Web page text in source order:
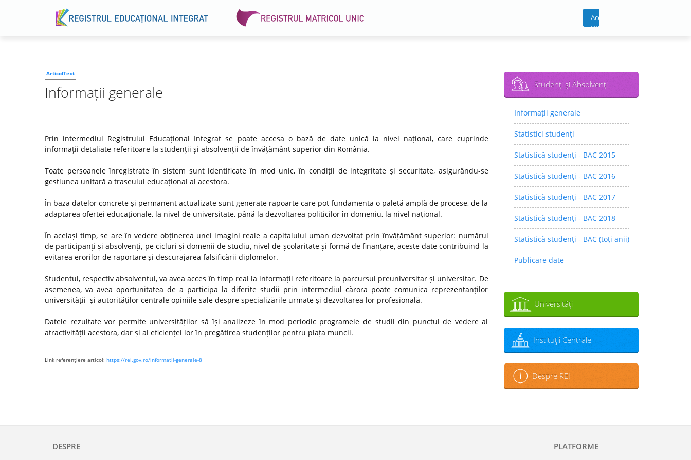
Acces
cont
ArticolText
Informații generale
Prin intermediul Registrului Educațional Integrat se poate accesa o bază de date unică la nivel național, care cuprinde
informații detaliate referitoare la studenții și absolvenții de învățământ superior din România.
Toate persoanele înregistrate în sistem sunt identificate în mod unic, în condiții de integritate și securitate, asigurându-se
gestiunea unitară a traseului educațional al acestora.
În baza datelor concrete și permanent actualizate sunt generate rapoarte care pot fundamenta o paletă amplă de procese, de la
adaptarea ofertei educaționale, la nivel de universitate, până la dezvoltarea politicilor în domeniu, la nivel național.
În același timp, se are în vedere obținerea unei imagini reale a capitalului uman dezvoltat prin învățământ superior: numărul
de participanți și absolvenți, pe cicluri și domenii de studiu, nivel de școlaritate și formă de finanțare, aceste date contribuind la
evitarea erorilor de raportare și descurajarea falsificării diplomelor.
Studentul, respectiv absolventul, va avea acces în timp real la informații referitoare la parcursul preuniversitar și universitar. De
asemenea, va avea oportunitatea de a participa la diferite studii prin intermediul cărora poate comunica reprezentanților
universității și autorităților centrale opiniile sale despre specializările urmate și dezvoltarea lor profesională.
Datele rezultate vor permite universităților să își analizeze în mod periodic programele de studii din punctul de vedere al
atractivității acestora, dar și al eficienței lor în pregătirea studenților pentru piața muncii.
Link referenţiere articol: https://rei.gov.ro/informatii-generale-8
Studenţi şi Absolvenţi
Informații generale
Statistici studenţi
Statistică studenţi - BAC 2015
Statistică studenţi - BAC 2016
Statistică studenţi - BAC 2017
Statistică studenţi - BAC 2018
Statistică studenţi - BAC (toți anii)
Publicare date
Universităţi
Instituţii Centrale
Despre REI
DESPRE PLATFORME